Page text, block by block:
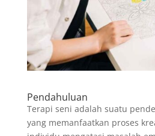
Pendahuluan
Terapi seni adalah suatu
yang memanfaatkan proses